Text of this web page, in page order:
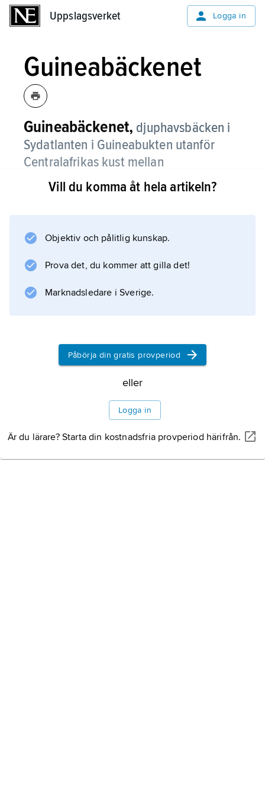
Uppslagsverket Logga in
Guineabäckenet
Guineabäckenet, djuphavsbäcken i
Sydatlanten i Guineabukten utanför
Centralafrikas kust mellan
Angolabäckenet och Sierra
Leonebäckenet.
Information om artikeln
Vill du komma åt hela artikeln?
Objektiv och pålitlig kunskap.
Prova det, du kommer att gilla det!
Marknadsledare i Sverige.
Påbörja din gratis provperiod
eller
Logga in
Är du lärare? Starta din kostnadsfria provperiod härifrån.